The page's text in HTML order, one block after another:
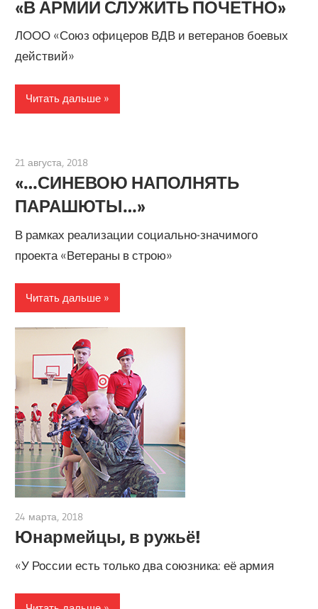
«В АРМИИ СЛУЖИТЬ ПОЧЕТНО»
ЛООО «Союз офицеров ВДВ и ветеранов боевых
действий»
Читать дальше
21 августа, 2018
«…СИНЕВОЮ НАПОЛНЯТЬ
ПАРАШЮТЫ…»
В рамках реализации социально-значимого
проекта «Ветераны в строю»
Читать дальше
24 марта, 2018
Юнармейцы, в ружьё!
«У России есть только два союзника: её армия